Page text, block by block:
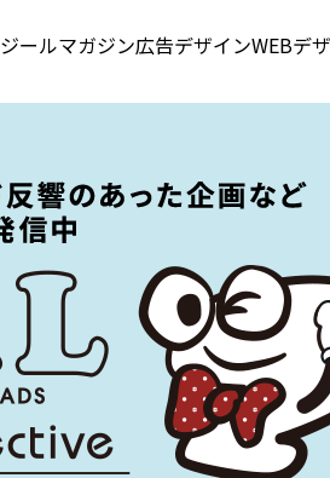
ジールマガジン広告デザインWEBデ